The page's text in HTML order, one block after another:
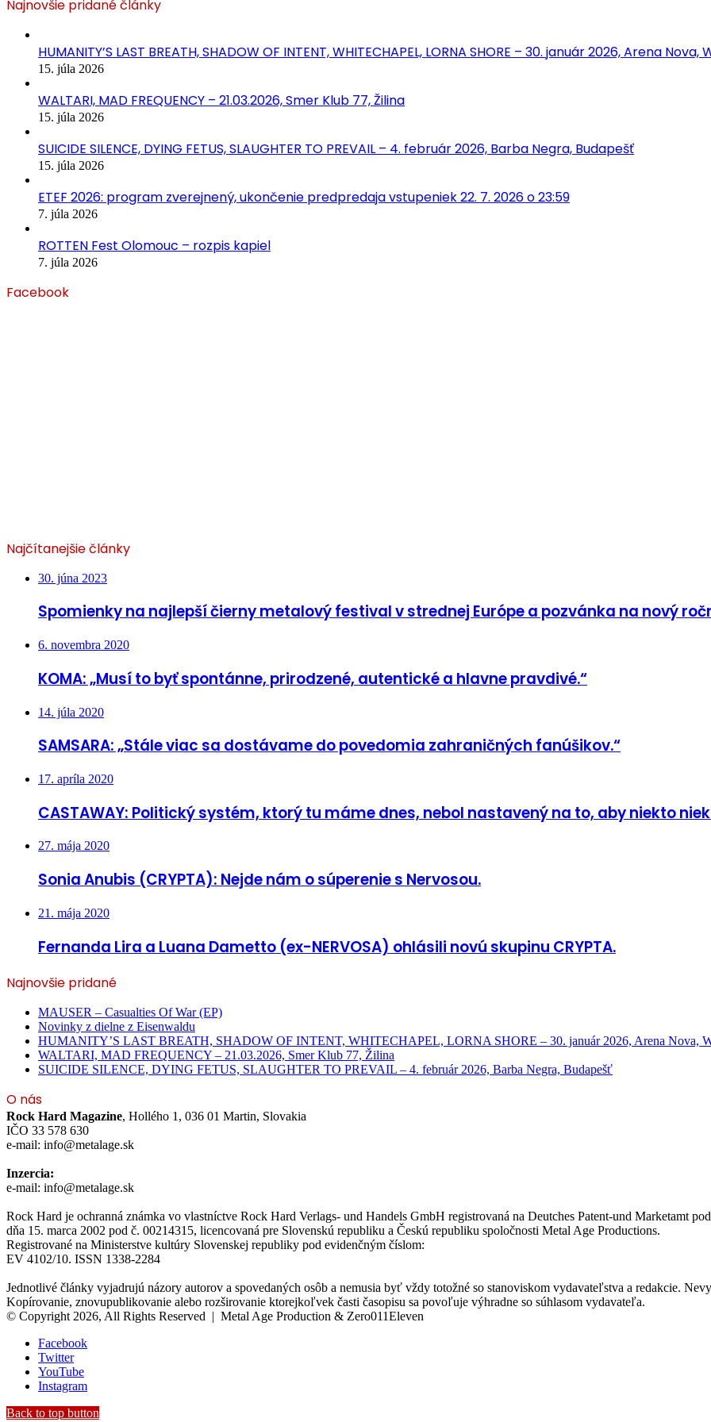
Najnovšie pridané články
HUMANITY’S LAST BREATH, SHADOW OF INTENT, WHITECHAPEL, LORNA SHORE – 30. január 2026, Arena
15. júla 2026
WALTARI, MAD FREQUENCY – 21.03.2026, Smer Klub 77, Žilina
15. júla 2026
SUICIDE SILENCE, DYING FETUS, SLAUGHTER TO PREVAIL – 4. február 2026, Barba Negra, Budapešť
15. júla 2026
ETEF 2026: program zverejnený, ukončenie predpredaja vstupeniek 22. 7. 2026 o 23:59
7. júla 2026
ROTTEN Fest Olomouc – rozpis kapiel
7. júla 2026
Facebook
Najčítanejšie články
30. júna 2023
Spomienky na najlepší čierny metalový festival v strednej Európe a pozvánka na nový
6. novembra 2020
KOMA: „Musí to byť spontánne, prirodzené, autentické a hlavne pravdivé.“
14. júla 2020
SAMSARA: „Stále viac sa dostávame do povedomia zahraničných fanúšikov.“
17. apríla 2020
CASTAWAY: Politický systém, ktorý tu máme dnes, nebol nastavený na to, aby niekto
27. mája 2020
Sonia Anubis (CRYPTA): Nejde nám o súperenie s Nervosou.
21. mája 2020
Fernanda Lira a Luana Dametto (ex-NERVOSA) ohlásili novú skupinu CRYPTA.
Najnovšie pridané
MAUSER – Casualties Of War (EP)
Novinky z dielne z Eisenwaldu
HUMANITY’S LAST BREATH, SHADOW OF INTENT, WHITECHAPEL, LORNA SHORE – 30. január 2026, Arena Nova,
WALTARI, MAD FREQUENCY – 21.03.2026, Smer Klub 77, Žilina
SUICIDE SILENCE, DYING FETUS, SLAUGHTER TO PREVAIL – 4. február 2026, Barba Negra, Budapešť
O nás
Rock Hard Magazine, Hollého 1, 036 01 Martin, Slovakia
IČO 33 578 630
e-mail: info@metalage.sk
Inzercia:
e-mail: info@metalage.sk
Rock Hard je ochranná známka vo vlastníctve Rock Hard Verlags- und Handels GmbH registrovaná na Deutches Patent-und Marketamt
dňa 15. marca 2002 pod č. 00214315, licencovaná pre Slovenskú republiku a Českú republiku spoločnosti Metal Age Productions.
Registrované na Ministerstve kultúry Slovenskej republiky pod evidenčným číslom:
EV 4102/10. ISSN 1338-2284
Jednotlivé články vyjadrujú názory autorov a spovedaných osôb a nemusia byť vždy totožné so stanoviskom vydavateľstva a redakcie.
Kopírovanie, znovupublikovanie alebo rozširovanie ktorejkoľvek časti časopisu sa povoľuje výhradne so súhlasom vydavateľa.
© Copyright 2026, All Rights Reserved | Metal Age Production & Zero011Eleven
Facebook
Twitter
YouTube
Instagram
Back to top button